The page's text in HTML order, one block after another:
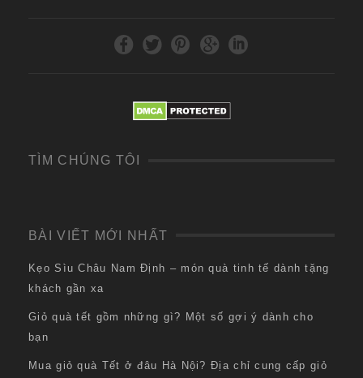
TÌM CHÚNG TÔI
BÀI VIẾT MỚI NHẤT
Kẹo Sìu Châu Nam Định – món quà tinh tế dành tặng
khách gần xa
Giỏ quà tết gồm những gì? Một số gợi ý dành cho
bạn
Mua giỏ quà Tết ở đâu Hà Nội? Địa chỉ cung cấp giỏ